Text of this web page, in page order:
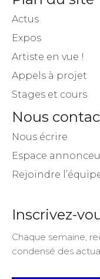
Actus
Expos
Artiste en vue !
Appels à projet
Stages et cours
Nous
Nous écrire
Espace
Rejoindre
Inscrivez-
Chaque semaine,
condensé des